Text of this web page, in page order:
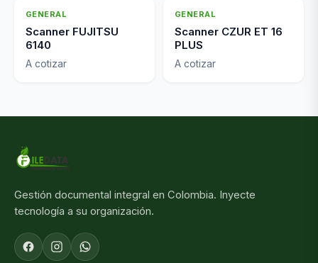
GENERAL
Scanner FUJITSU
6140
A cotizar
GENERAL
Scanner CZUR ET 16
PLUS
A cotizar
Gestión documental integral en Colombia. Inyecte
tecnología a su organización.